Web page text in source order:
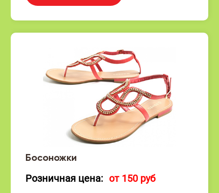
Босоножки
Розничная цена: от 150 руб